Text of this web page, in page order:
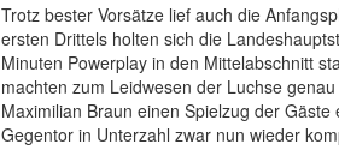
Trotz bester Vorsätze lief auch die
ersten Drittels holten sich die
Minuten Powerplay in den Mittelabschnitt
machten zum Leidwesen der Luchse
Maximilian Braun einen Spielzug der
Gegentor in Unterzahl zwar nun wieder